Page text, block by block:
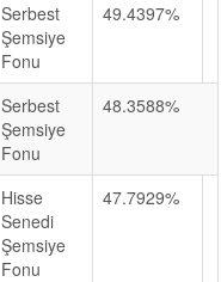
Serbest
Şemsiye
Fonu
49.4397%
Serbest
Şemsiye
Fonu
48.3588%
Hisse
Senedi
Şemsiye
Fonu
47.7929%